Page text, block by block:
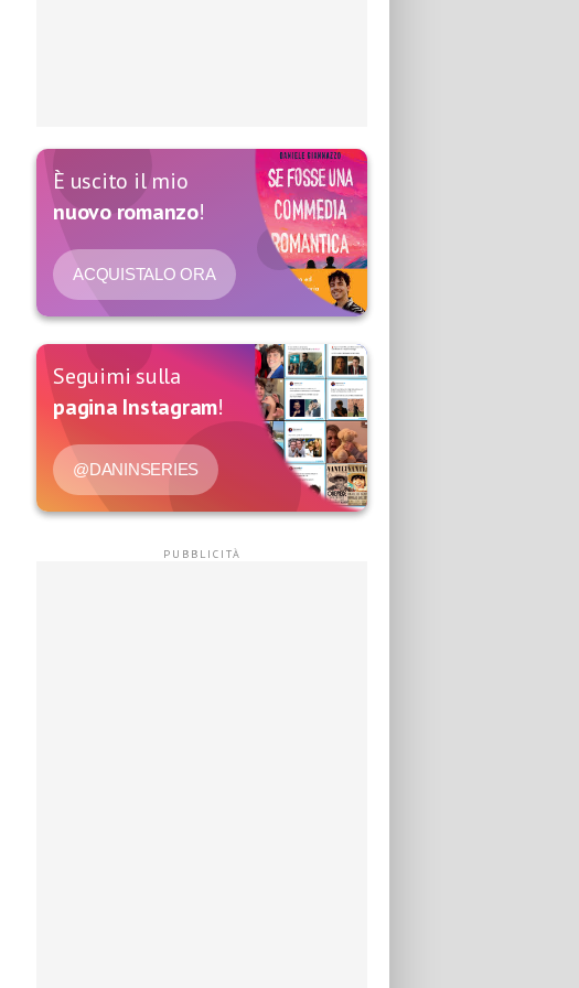
È uscito il mio
nuovo romanzo!
ACQUISTALO ORA
Seguimi sulla
pagina Instagram!
@DANINSERIES